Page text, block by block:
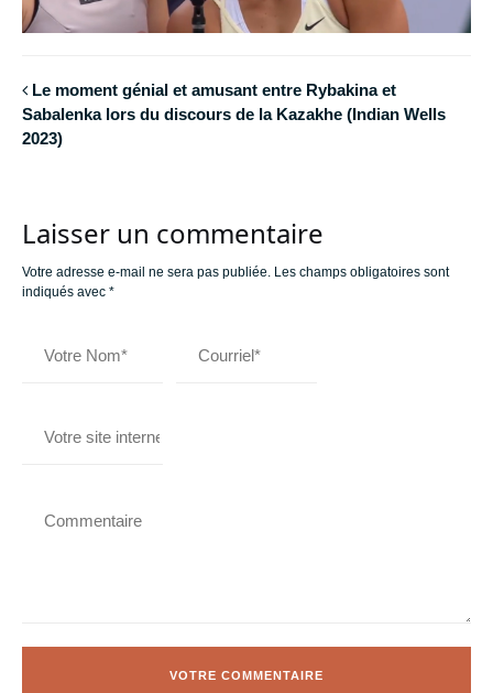
Le moment génial et amusant entre Rybakina et
Sabalenka lors du discours de la Kazakhe (Indian Wells
2023)
Laisser un commentaire
Votre adresse e-mail ne sera pas publiée. Les champs obligatoires sont
indiqués avec *